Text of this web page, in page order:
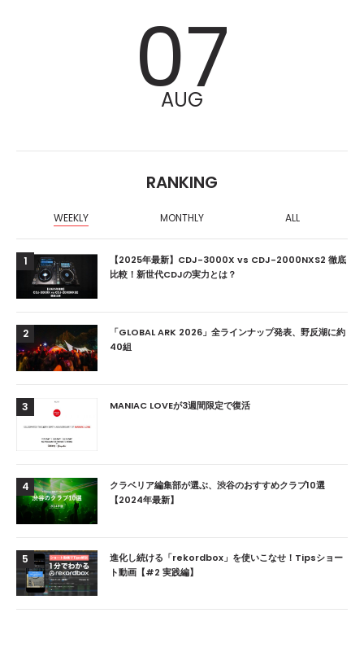
07
AUG
RANKING
WEEKLY MONTHLY ALL
1
【2025年最新】CDJ-3000X vs CDJ-2000NXS2 徹底
比較！新世代CDJの実力とは？
2
「GLOBAL ARK 2026」全ラインナップ発表、野反湖に約
40組
3 MANIAC LOVEが3週間限定で復活
4
クラベリア編集部が選ぶ、渋谷のおすすめクラブ10選
【2024年最新】
5
進化し続ける「rekordbox」を使いこなせ！Tipsショー
ト動画【#2 実践編】